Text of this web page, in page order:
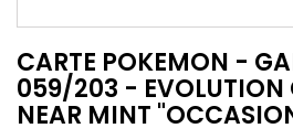
CARTE POKEMON -
059/203 - EVOLUTION
NEAR MINT